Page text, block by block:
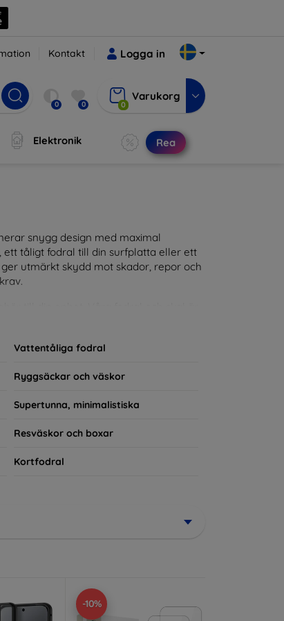
Kontakt Logga in
0 0 0
Varukorg
Elektronik Rea
snygg design med maximal
tåligt fodral till din surfplatta eller ett
utmärkt skydd mot skador, repor och
av din vardagsoutfit. För teknikälskare
Vattentåliga fodral
Ryggsäckar och väskor
Supertunna, minimalistiska
Resväskor och boxar
Kortfodral
-10%